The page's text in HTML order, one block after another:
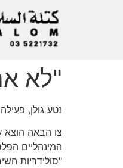
"לא
נטע גולן,
צו הבאה הוצא
המינהליים
"סולידריות